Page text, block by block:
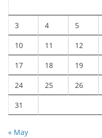
3 4 5
10 11 12
17 18 19
24 25 26
31
« May